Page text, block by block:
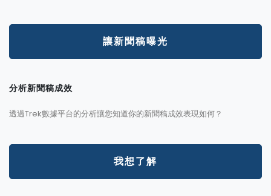
讓新聞稿曝光
分析新聞稿成效
透過Trek數據平台的分析讓您知道你的新聞稿成效表現如何？
我想了解